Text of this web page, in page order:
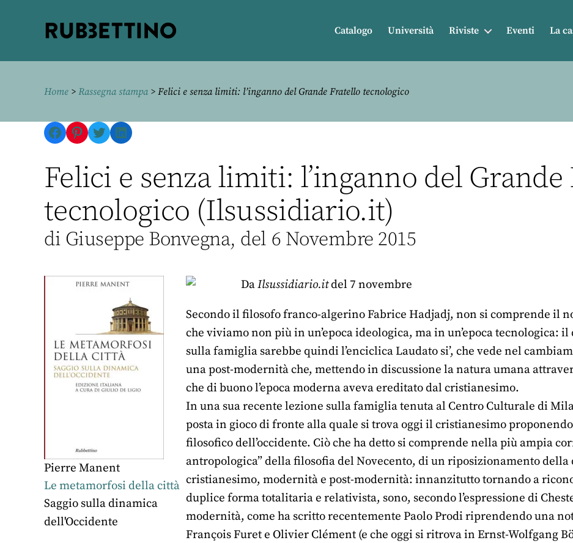
Catalogo Università Riviste Eventi La
Home > Rassegna stampa> Felici e senza limiti: l’inganno del Grande Fratello tecnologico
Facebook
Pinterest
TwitterLinkedIn
Felici e senza limiti: l’inganno del
tecnologico (Ilsussidiario.it)
di Giuseppe Bonvegna, del 6 Novembre 2015
Pierre Manent
Le metamorfosi della città
Saggio sulla dinamica
dell'Occidente
DaIlsussidiario.itdel 7 novembre
Secondo il filosofo franco-algerino Fabrice Hadjadj, non si comprende il
che viviamo non più in un’epoca ideologica, ma in un’epoca tecnologica:
sulla famiglia sarebbe quindi l’enciclica Laudato si’, che vede nel
una post-modernità che, mettendo in discussione la natura umana
che di buono l’epoca moderna aveva ereditato dal cristianesimo.
In una sua recente lezione sulla famiglia tenuta al Centro Culturale di
posta in gioco di fronte alla quale si trova oggi il cristianesimo
filosofico dell’occidente. Ciò che ha detto si comprende nella più ampia
antropologica” della filosofia del Novecento, di un riposizionamento
cristianesimo, modernità e post-modernità: innanzitutto tornando a
duplice forma totalitaria e relativista, sono, secondo l’espressione di
modernità, come ha scritto recentemente Paolo Prodi riprendendo una
François Furet e Olivier Clément (e che oggi si ritrova in Ernst-Wolfgang